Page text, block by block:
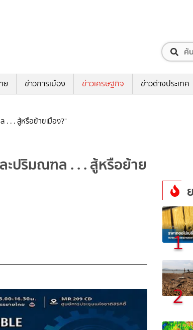
ย ข่าวการเมือง ข่าวเศรษฐกิจ ข่าวต่างประเทศ
. . . สู้หรือย้ายเมือง?"
ะปริมณฑล . . . สู้หรือย้าย
1
2